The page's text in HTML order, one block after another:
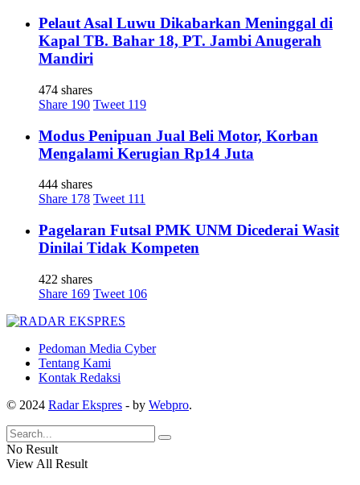
Pelaut Asal Luwu Dikabarkan Meninggal di
Kapal TB. Bahar 18, PT. Jambi Anugerah
Mandiri
474 shares
Share 190 Tweet 119
Modus Penipuan Jual Beli Motor, Korban
Mengalami Kerugian Rp14 Juta
444 shares
Share 178 Tweet 111
Pagelaran Futsal PMK UNM Dicederai Wasit
Dinilai Tidak Kompeten
422 shares
Share 169 Tweet 106
Pedoman Media Cyber
Tentang Kami
Kontak Redaksi
© 2024 Radar Ekspres - by Webpro.
No Result
View All Result